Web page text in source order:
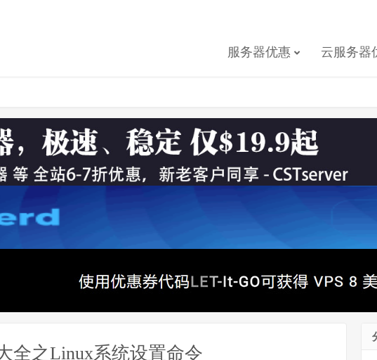
服务器优惠 云服务器
全之Linux系统设置命令